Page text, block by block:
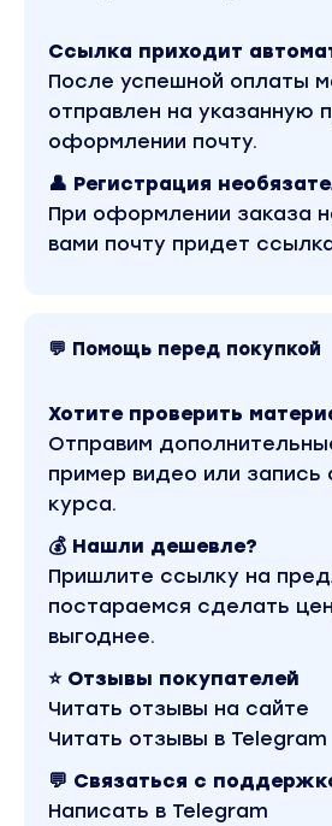
Техника изменения
Практика-чистка через
«Освобождение денежного
блоков».
4 урок
Разберем реальности
заработать деньги.
Разберем варно-кастовую
Разберем архетипы
Нумерологически
Делаем практику альфа
«Трансформация лени в
Разберем в каких
Поработаем с окружением
Ссылка приходит
После успешной оплаты
отправлен на указанную
оформлении почту.
👤 Регистрация
При оформлении заказа
вами почту придет
💬 Помощь перед покупкой
Хотите проверить
Отправим
пример видео или
курса.
💰 Нашли дешевле?
Пришлите ссылку на
постараемся сделать
выгоднее.
⭐ Отзывы покупателей
Читать отзывы на сайте
Читать отзывы в Telegram
💬 Связаться с
Написать в Telegram